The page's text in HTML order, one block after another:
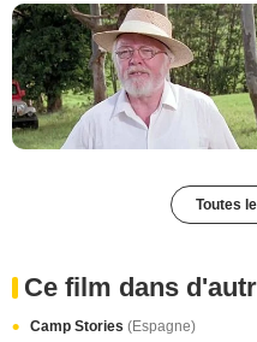
Toutes
Ce film dans
Camp Stories (Espagne)